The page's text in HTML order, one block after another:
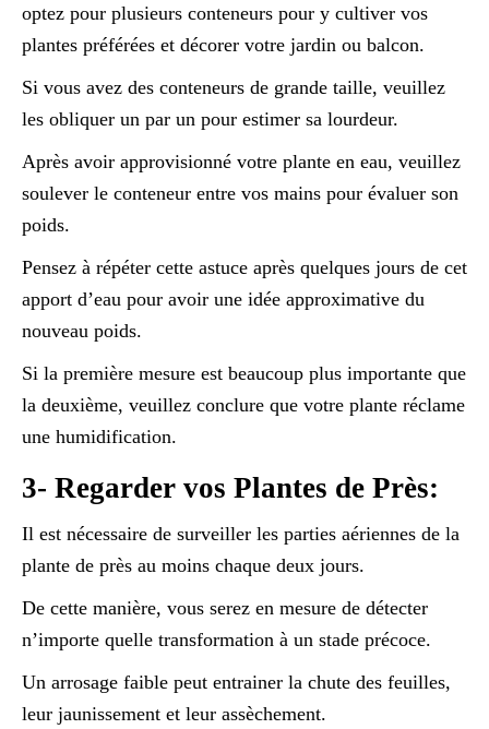
optez pour plusieurs conteneurs pour y cultiver vos
plantes préférées et décorer votre jardin ou balcon.
Si vous avez des conteneurs de grande taille, veuillez
les obliquer un par un pour estimer sa lourdeur.
Après avoir approvisionné votre plante en eau, veuillez
soulever le conteneur entre vos mains pour évaluer son
poids.
Pensez à répéter cette astuce après quelques jours de cet
apport d’eau pour avoir une idée approximative du
nouveau poids.
Si la première mesure est beaucoup plus importante que
la deuxième, veuillez conclure que votre plante réclame
une humidification.
3- Regarder vos Plantes de Près:
Il est nécessaire de surveiller les parties aériennes de la
plante de près au moins chaque deux jours.
De cette manière, vous serez en mesure de détecter
n’importe quelle transformation à un stade précoce.
Un arrosage faible peut entrainer la chute des feuilles,
leur jaunissement et leur assèchement.